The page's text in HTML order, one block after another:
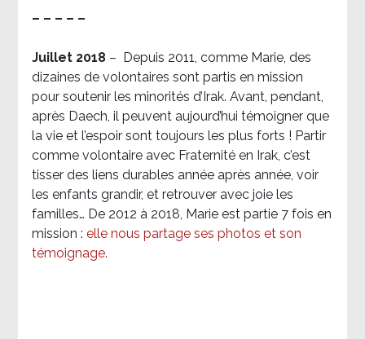
– – – – –
Juillet 2018 –
Depuis 2011, comme Marie, des
dizaines de volontaires sont partis en mission
pour soutenir les minorités d’Irak. Avant, pendant,
après Daech, il peuvent aujourd’hui témoigner que
la vie et l’espoir sont toujours les plus forts ! Partir
comme volontaire avec Fraternité en Irak, c’est
tisser des liens durables année après année, voir
les enfants grandir, et retrouver avec joie les
familles… De 2012 à 2018, Marie est partie 7 fois en
mission : elle nous partage ses photos et son
témoignage.